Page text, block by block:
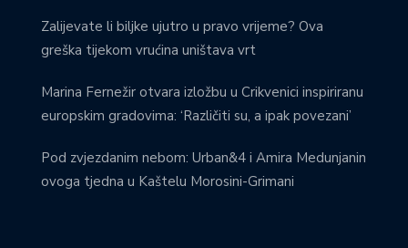
Zalijevate li biljke ujutro u pravo vrijeme? Ova
greška tijekom vrućina uništava vrt
Marina Fernežir otvara izložbu u Crikvenici inspiriranu
europskim gradovima: ‘Različiti su, a ipak povezani’
Pod zvjezdanim nebom: Urban&4 i Amira Medunjanin
ovoga tjedna u Kaštelu Morosini-Grimani